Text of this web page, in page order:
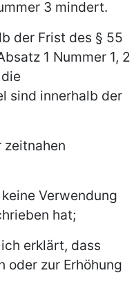
3 mindert.
der Frist des § 55
1 Nummer 1, 2
sind innerhalb der
Verwendung
hat;
erklärt, dass
oder zur Erhöhung